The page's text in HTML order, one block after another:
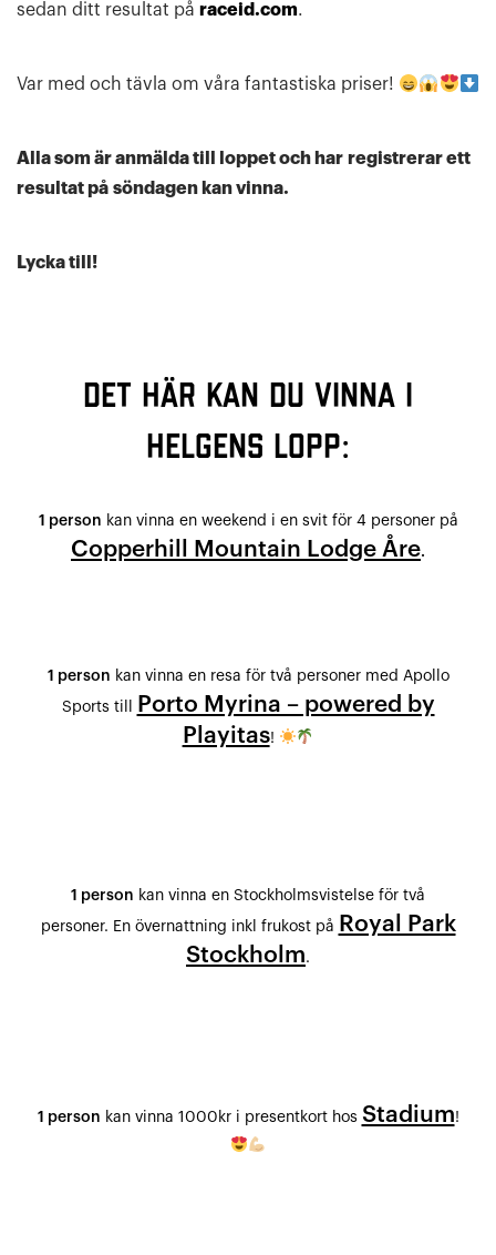
sedan ditt resultat på raceid.com.
Var med och tävla om våra fantastiska priser!
Alla som är anmälda till loppet och har registrerar ett
resultat på söndagen kan vinna.
Lycka till!
Det här kan du vinna i
helgens lopp:
1 person kan vinna en weekend i en svit för 4 personer på
Copperhill Mountain Lodge Åre.
1 person kan vinna en resa för två personer med Apollo
Sports till
Porto Myrina – powered by
Playitas!
1 person kan vinna en Stockholmsvistelse för två
personer. En övernattning inkl frukost på
Royal Park
Stockholm.
1 person kan vinna 1000kr i presentkort hos Stadium!